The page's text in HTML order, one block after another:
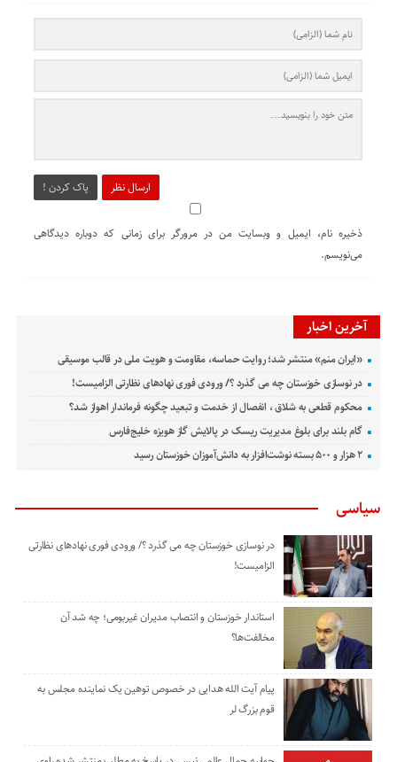
ارسال نظر پاک کردن !
ذخیره نام، ایمیل و وبسایت من در مرورگر برای زمانی که دوباره دیدگاهی
می‌نویسم.
آخرین اخبار
«ایران منم» منتشر شد؛ روایت حماسه، مقاومت و هویت ملی در قالب موسیقی
در نوسازی خوزستان چه می گذرد ؟/ ورودی فوری نهادهای نظارتی الزامیست!
محکوم قطعی به شلاق ، انفصال از خدمت و تبعید چگونه فرماندار اهواز شد؟
گام بلند برای بلوغ مدیریت ریسک در پالایش گاز هویزه خلیج‌فارس
۲ هزار و ۵۰۰ بسته نوشت‌افزار به دانش‌آموزان خوزستان رسید
سیاسی
در نوسازی خوزستان چه می گذرد ؟/ ورودی فوری نهادهای نظارتی
الزامیست!
استاندار خوزستان و انتصاب مدیران غیربومی؛ چه شد آن
مخالفت‌ها؟
پیام آیت الله هدایی در خصوص توهین یک نماینده مجلس به
قوم بزرگ لر